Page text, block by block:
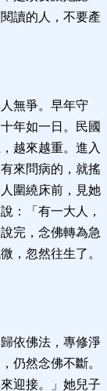
讀的人，不要產
無爭。早年守
年如一日。民國
越來越重。進入
來問病的，就搖
圍繞床前，見她
：「有一大人，
完，念佛轉為急
，忽然往生了。
依佛法，專修淨
仍然念佛不斷。
迎接。」她兒子